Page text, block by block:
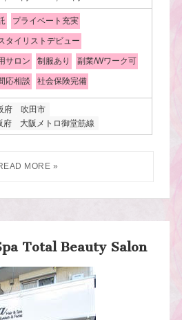
プライベート充実
タイリストデビュー
サロン 制服あり 副業/Wワーク可
応相談 社会保険完備
府
吹田市
府
大阪メトロ御堂筋線
Total Beauty Salon